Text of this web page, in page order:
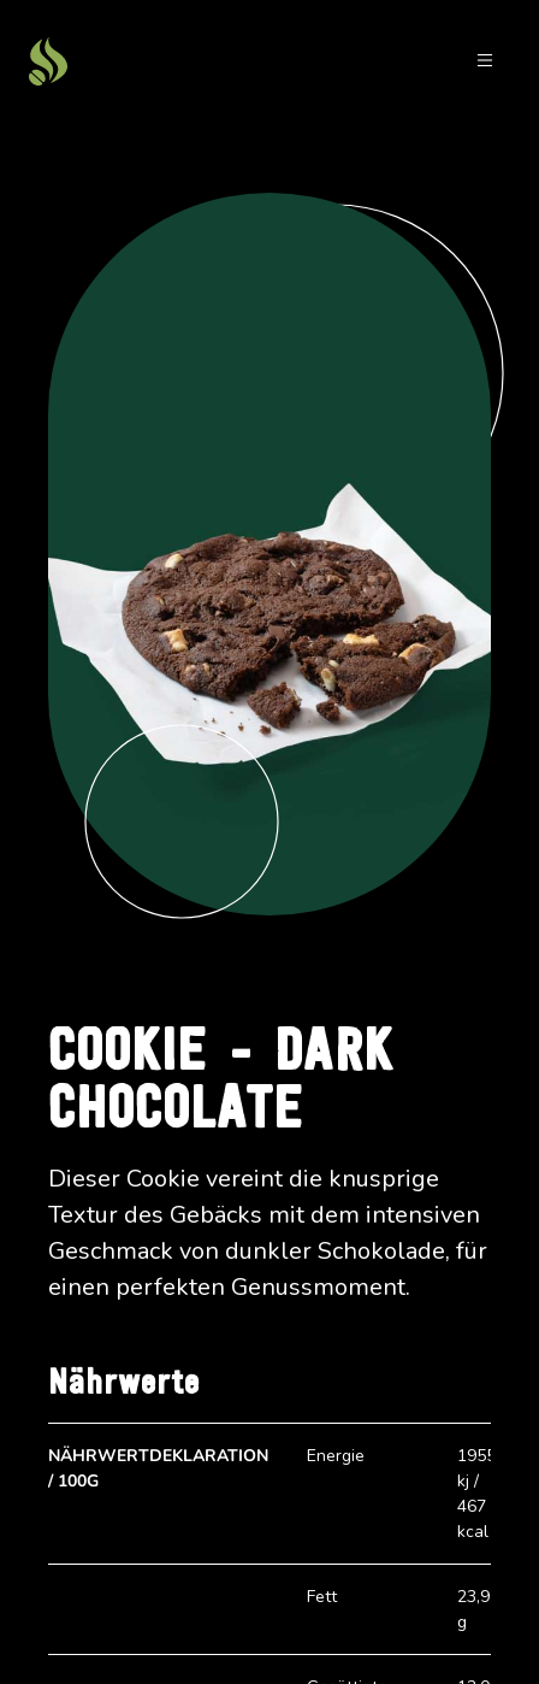
COOKIE - DARK
CHOCOLATE
Dieser Cookie vereint die knusprige
Textur des Gebäcks mit dem intensiven
Geschmack von dunkler Schokolade, für
einen perfekten Genussmoment.
Nährwerte
NÄHRWERTDEKLARATION
/ 100G
Energie
1955
kj /
467
kcal
Fett
23,9
g